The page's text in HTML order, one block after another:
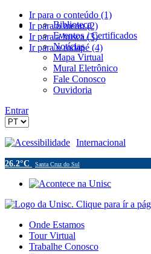
Ir para o conteúdo (1)
Ir para o menu (2)
Ir para a busca (3)
Ir para o rodapé (4)
Biblioteca
Eventos / Certificados
Notícias
Mapa Virtual
Mural Eletrônico
Fale Conosco
Ouvidoria
Entrar
Acessibilidade Internacional
26.2°C Santa Cruz do Sul
Onde Estamos
Tour Virtual
Trabalhe Conosco